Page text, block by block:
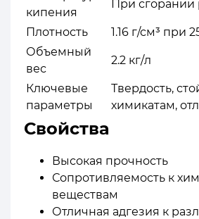
кипения
При сгорании
Плотность
1.16 г/см³ при
Объемный
вес
2.2 кг/л
Ключевые
параметры
Твердость,
химикатам,
Свойства
Высокая прочность
Сопротивляемость к
веществам
Отличная адгезия к